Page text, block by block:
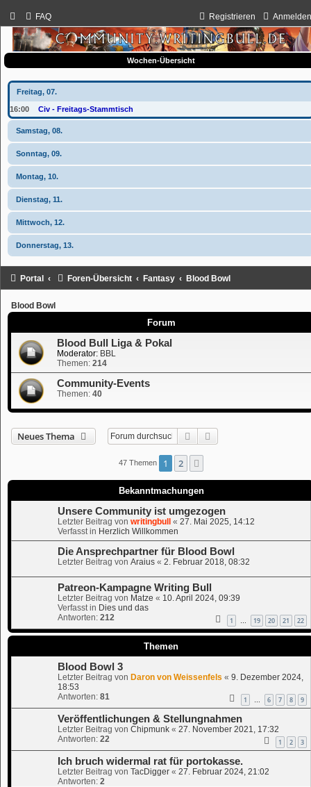
FAQ Registrieren
Wochen-Übersicht
Freitag, 07.
16:00 Civ - Freitags-Stammtisch
Samstag, 08.
Sonntag, 09.
Montag, 10.
Dienstag, 11.
Mittwoch, 12.
Donnerstag, 13.
Portal Foren-Übersicht Fantasy Blood Bowl
Blood Bowl
Forum
Blood Bull Liga & Pokal
Moderator: BBL
Themen: 214
Community-Events
Themen: 40
Neues Thema Suche
47 Themen 1 2
Bekanntmachungen
Unsere Community ist umgezogen
Letzter Beitrag von writingbull « 27. Mai 2025, 14:12
Verfasst in Herzlich Willkommen
Die Ansprechpartner für Blood Bowl
Letzter Beitrag von Araius « 2. Februar 2018, 08:32
Patreon-Kampagne Writing Bull
Letzter Beitrag von Matze « 10. April 2024, 09:39
Verfasst in Dies und das
Antworten: 212 1 … 19 20 21 22
Themen
Blood Bowl 3
Letzter Beitrag von Daron von Weissenfels « 9. Dezember 2024,
18:53
Antworten: 81 1 6 7 8 9
Veröffentlichungen & Stellungnahmen
Letzter Beitrag von Chipmunk « 27. November 2021, 17:32
Antworten: 22 1 2 3
Ich bruch widermal rat für portokasse.
Letzter Beitrag von TacDigger « 27. Februar 2024, 21:02
Antworten: 2